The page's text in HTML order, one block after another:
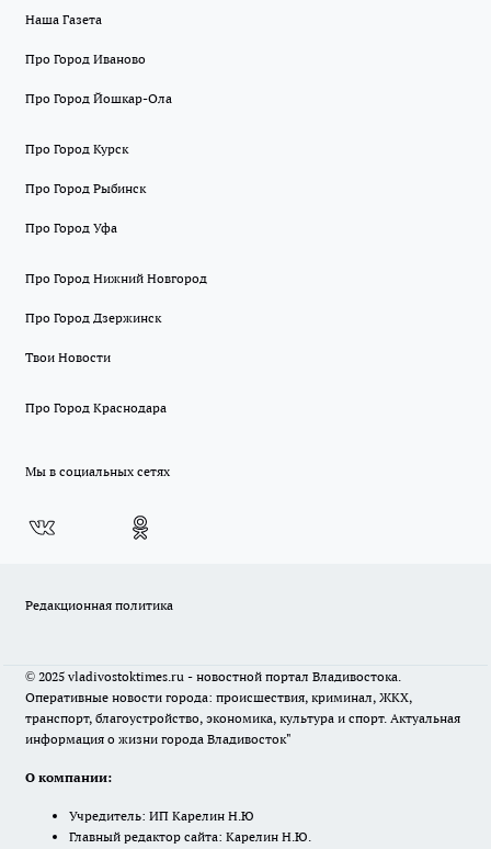
Наша Газета
Про Город Иваново
Про Город Йошкар-Ола
Про Город Курск
Про Город Рыбинск
Про Город Уфа
Про Город Нижний Новгород
Про Город Дзержинск
Твои Новости
Про Город Краснодара
Мы в социальных сетях
Редакционная политика
© 2025 vladivostoktimes.ru - новостной портал Владивостока.
Оперативные новости города: происшествия, криминал, ЖКХ,
транспорт, благоустройство, экономика, культура и спорт. Актуальная
информация о жизни города Владивосток"
О компании:
Учредитель: ИП Карелин Н.Ю
Главный редактор сайта: Карелин Н.Ю.